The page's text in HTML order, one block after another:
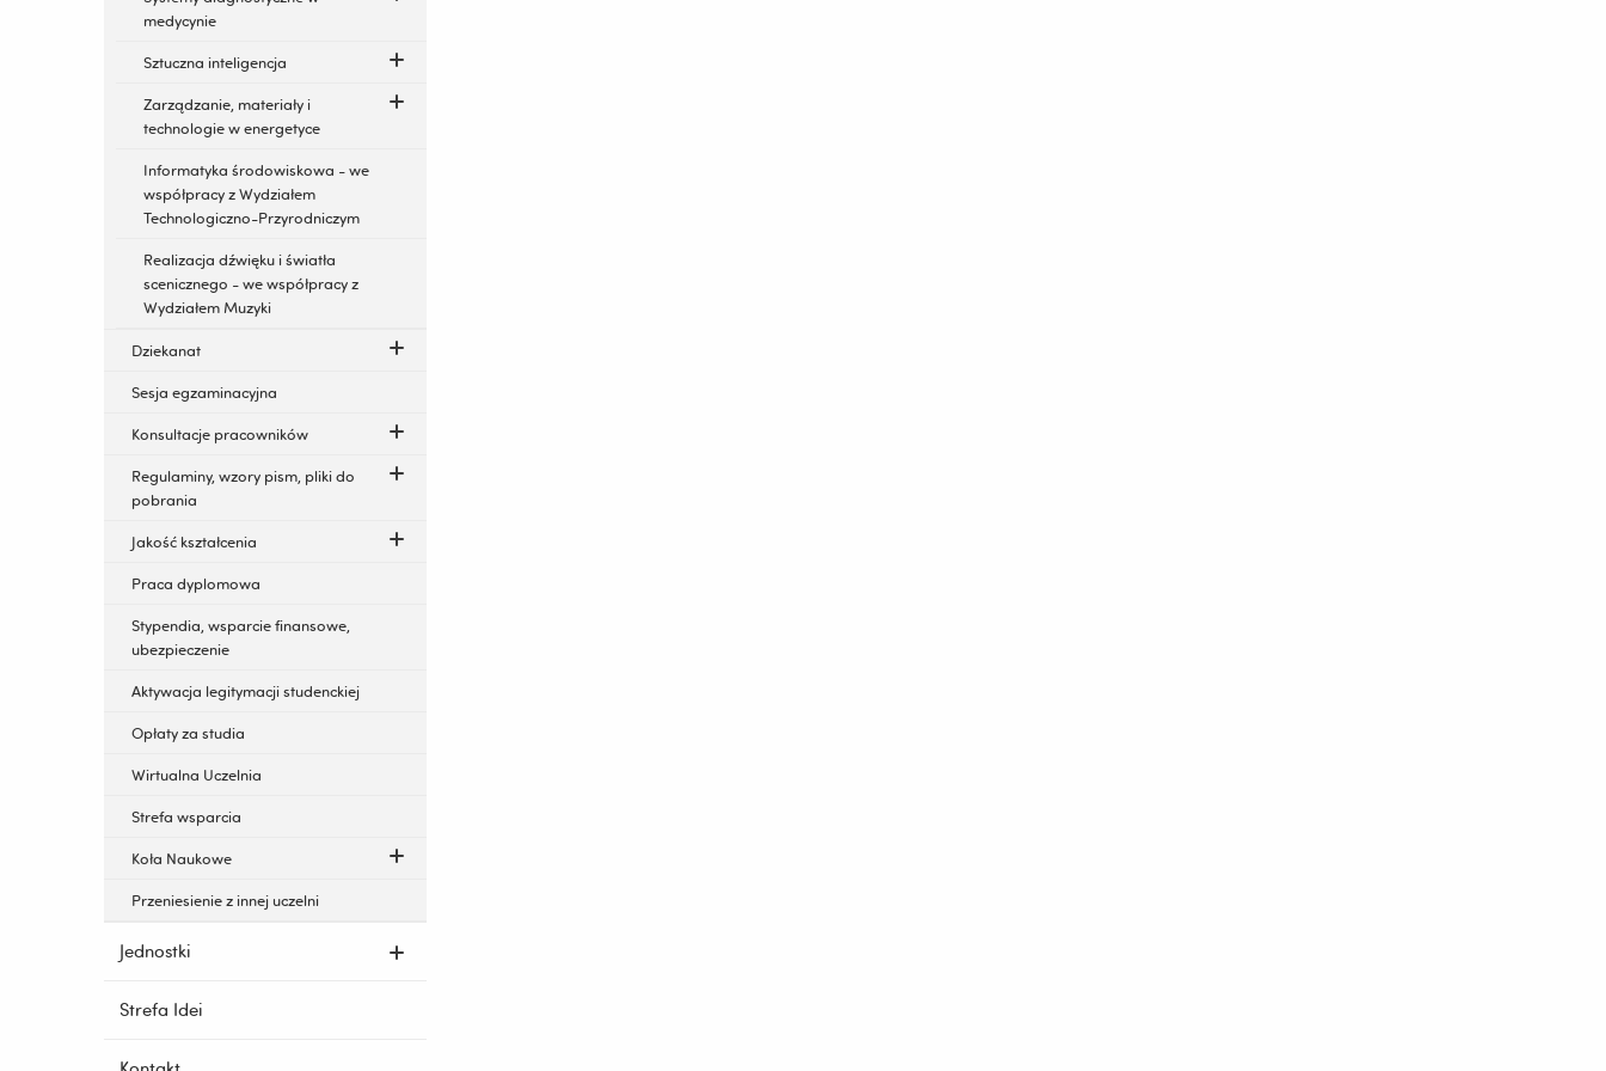
medycynie
Sztuczna inteligencja
Zarządzanie, materiały i
technologie w energetyce
Informatyka środowiskowa - we
współpracy z Wydziałem
Technologiczno-Przyrodniczym
Realizacja dźwięku i światła
scenicznego - we współpracy z
Wydziałem Muzyki
Dziekanat
Sesja egzaminacyjna
Konsultacje pracowników
Regulaminy, wzory pism, pliki do
pobrania
Jakość kształcenia
Praca dyplomowa
Stypendia, wsparcie finansowe,
ubezpieczenie
Aktywacja legitymacji studenckiej
Opłaty za studia
Wirtualna Uczelnia
Strefa wsparcia
Koła Naukowe
Przeniesienie z innej uczelni
Jednostki
Strefa Idei